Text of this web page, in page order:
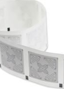
عربي
한국어
Türk